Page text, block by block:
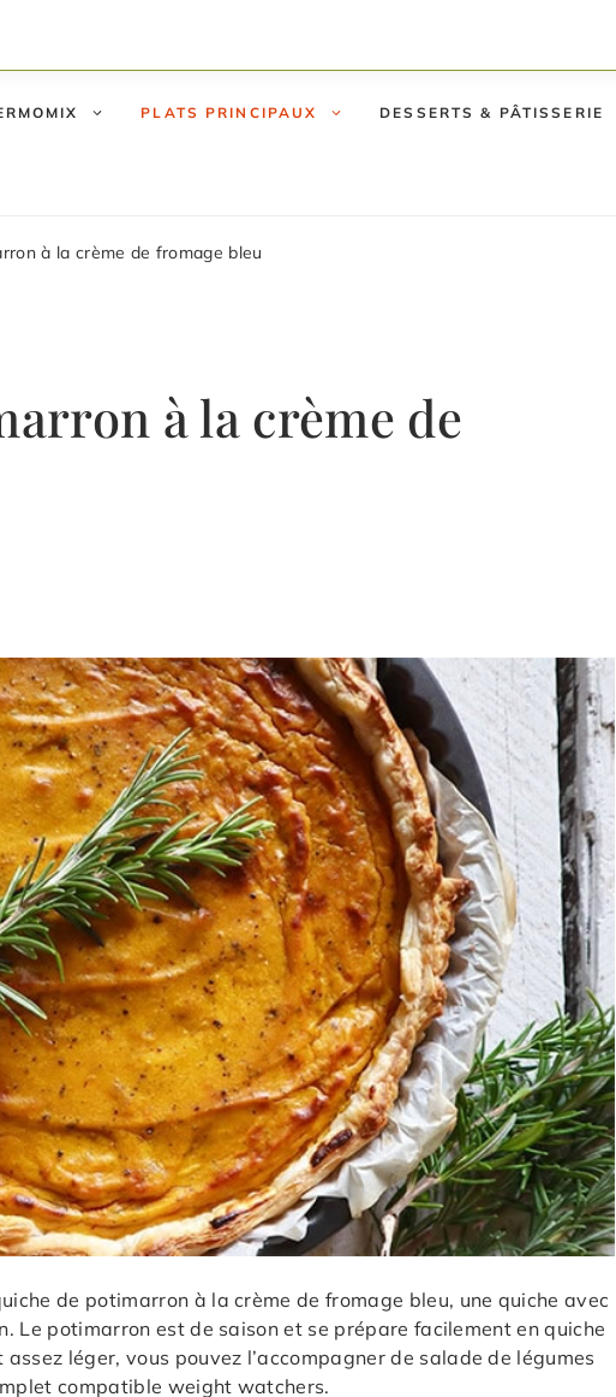
PLATS PRINCIPAUX DESSERTS & PÂTISSERIE
à la crème de fromage bleu
à la crème de
de potimarron à la crème de fromage bleu, une quiche avec
Le potimarron est de saison et se prépare facilement en quiche
léger, vous pouvez l’accompagner de salade de légumes
compatible weight watchers.